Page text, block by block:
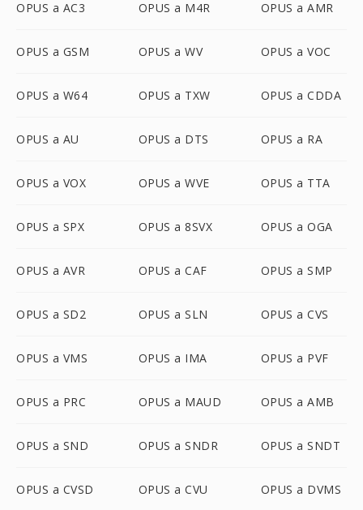
OPUS a AC3 OPUS a M4R OPUS a AMR
OPUS a GSM OPUS a WV OPUS a VOC
OPUS a W64 OPUS a TXW OPUS a CDDA
OPUS a AU OPUS a DTS OPUS a RA
OPUS a VOX OPUS a WVE OPUS a TTA
OPUS a SPX OPUS a 8SVX OPUS a OGA
OPUS a AVR OPUS a CAF OPUS a SMP
OPUS a SD2 OPUS a SLN OPUS a CVS
OPUS a VMS OPUS a IMA OPUS a PVF
OPUS a PRC OPUS a MAUD OPUS a AMB
OPUS a SND OPUS a SNDR OPUS a SNDT
OPUS a CVSD OPUS a CVU OPUS a DVMS